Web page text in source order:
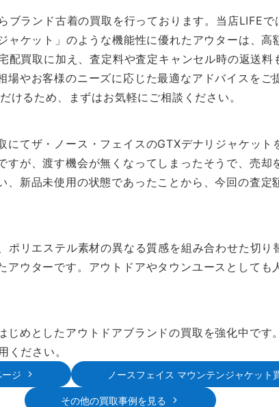
ランド古着の買取を行っております。当店LIFEで
ャケット」のような機能性に優れたアウターは、高
配買取に加え、査定料や査定キャンセル時の返送
場やお客様のニーズに応じた最適なアドバイスをご
けるため、まずはお気軽にご相談ください。
てザ・ノース・フェイスのGTXデナリジャケット
が、渡す機会が無くなってしまったそうで、売却
新品未使用の状態であったことから、今回の査定
ポリエステル素材の異なる質感を組み合わせた切り
アウターです。アウトドアやタウンユースとして
じめとしたアウトドアブランドの買取を強化中です
ください。
ジ ノースフェイス マウンテンジャケット
その他の買取事例を見る